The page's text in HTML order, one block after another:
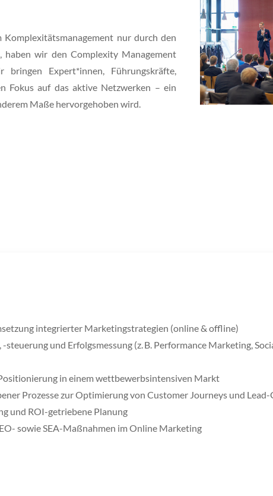
Komplexitätsmanagement nur durch den
wir den Complexity Management
Expert*innen, Führungskräfte,
Fokus auf das aktive Netzwerken – ein
Maße hervorgehoben wird.
integrierter Marketingstrategien (online & offline)
steuerung und Erfolgsmessung (z. B. Performance Marketing,
in einem wettbewerbsintensiven Markt
Prozesse zur Optimierung von Customer Journeys und
und ROI-getriebene Planung
sowie SEA-Maßnahmen im Online Marketing